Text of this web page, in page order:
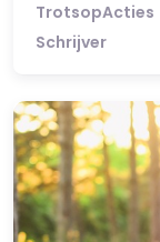
TrotsopActies
Schrijver